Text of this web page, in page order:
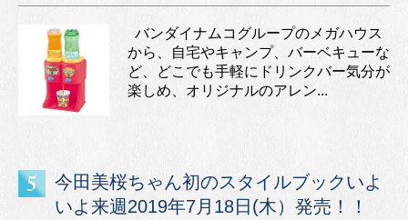
バンダイナムコグループのメガハウス
から、自宅やキャンプ、バーベキューな
ど、どこでも手軽にドリンクバー気分が
楽しめ、オリジナルのアレン...
今田美桜ちゃん初のスタイルブックいよ
いよ来週2019年7月18日(木）発売！！